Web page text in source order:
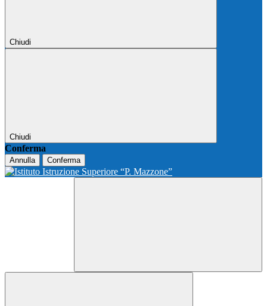
Chiudi
Chiudi
Conferma
Annulla Conferma